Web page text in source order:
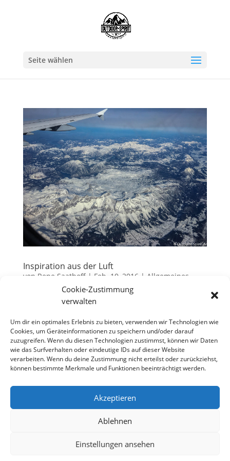
Cookie-Zustimmung
verwalten
Um dir ein optimales Erlebnis zu bieten, verwenden wir Technologien wie
Cookies, um Geräteinformationen zu speichern und/oder darauf
zuzugreifen. Wenn du diesen Technologien zustimmst, können wir Daten
wie das Surfverhalten oder eindeutige IDs auf dieser Website
verarbeiten. Wenn du deine Zustimmung nicht erteilst oder zurückziehst,
können bestimmte Merkmale und Funktionen beeinträchtigt werden.
Akzeptieren
Ablehnen
Einstellungen ansehen
Seite wählen
Inspiration aus der Luft
von Rene Saathoff| Feb. 10, 2016 | Allgemeines
Zu meinem beruflichen Alltag gehört, dass ich das
quer durch Europa fliege. Besonders freue ich mich
dabei auf die Flüge über die Alpen und hoffe immer
auf gutes Wetter. Und das nicht nur in der
Reiseflughöhe, sondern...
Datenschutzerklärung
Impressum
Cookie-Richtlinie (EU)